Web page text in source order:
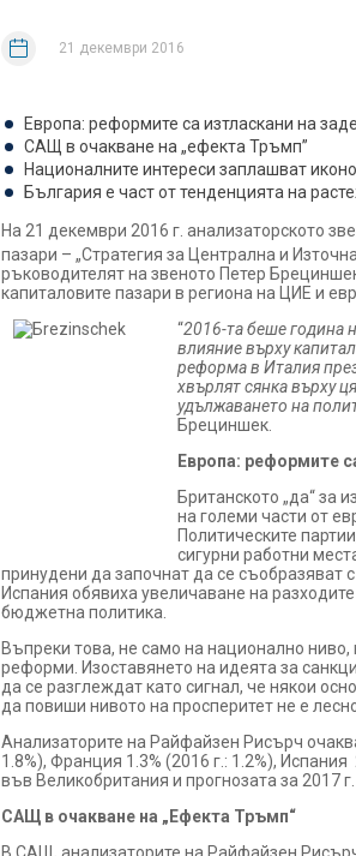
21 декември 2016
Европа: реформите са изтласкани на
САЩ в очакване на „ефекта Тръмп”
Националните интереси заплашват
България е част от тенденцията на
На 21 декември 2016 г. анализаторското
пазари – „Стратегия за Централна и
ръководителят на звеното Петер
капиталовите пазари в региона на ЦИЕ и
“2016-та беше година
влияние върху
реформа в Италия
хвърлят сянка върху
удължаването на
Брециншек.
Европа: реформите
Британското „да“ за
на големи части от
Политическите
сигурни работни
принудени да започнат да се съобразяват
Испания обявиха увеличаване на
бюджетна политика.
Въпреки това, не само на национално
реформи. Изоставянето на идеята за
да се разглеждат като сигнал, че някои
да повиши нивото на просперитет не е
Анализаторите на Райфайзен Рисърч
1.8%), Франция 1.3% (2016 г.: 1.2%),
във Великобритания и прогнозата за 2017
САЩ в очакване на „Ефекта Тръмп“
В САЩ, анализаторите на Райфайзен